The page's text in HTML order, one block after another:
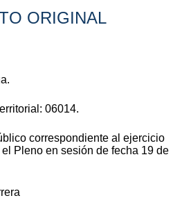
ORIGINAL
06014.
correspondiente al ejercicio
Pleno en sesión de fecha 19 de